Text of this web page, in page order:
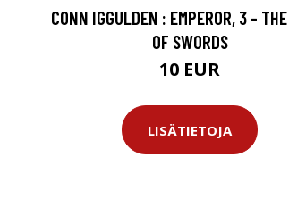
CONN IGGULDEN : EMPEROR, 3 -
OF SWORDS
10 EUR
LISÄTIETOJA